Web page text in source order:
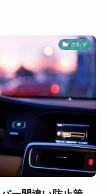
クルマ